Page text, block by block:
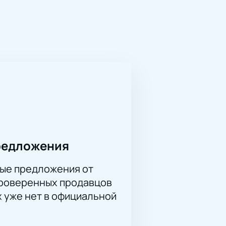
вклад в создание цельного
внутри страны, так и за её
культурного наследия и
на нашем сайте – это
предложения от
продавцов
нет в официальной